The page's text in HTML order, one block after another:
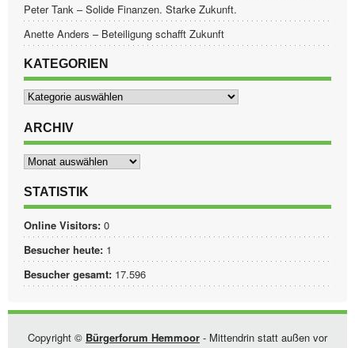
Peter Tank – Solide Finanzen. Starke Zukunft.
Anette Anders – Beteiligung schafft Zukunft
KATEGORIEN
Kategorien
ARCHIV
Archiv
STATISTIK
Online Visitors: 0
Besucher heute: 1
Besucher gesamt: 17.596
Copyright © Bürgerforum Hemmoor - Mittendrin statt außen vor